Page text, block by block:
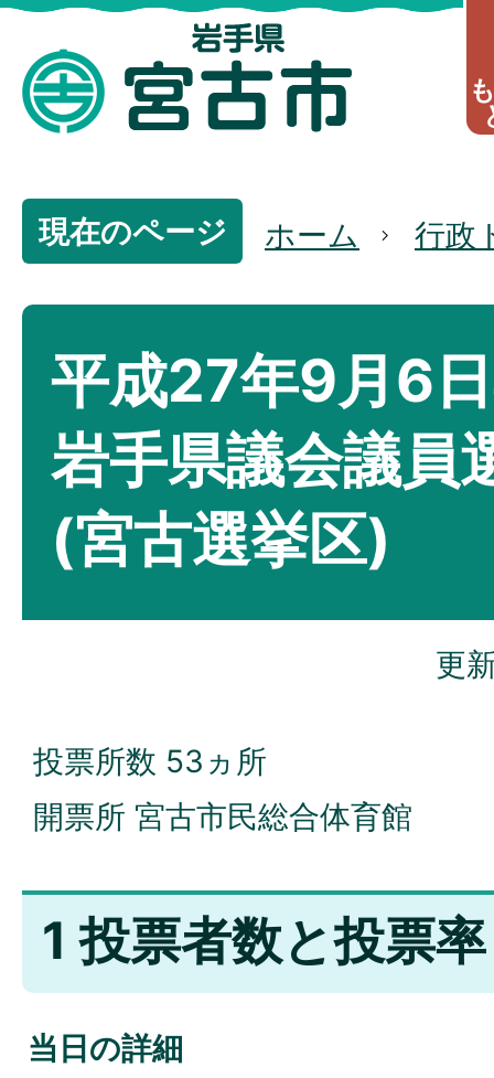
現在のページ ホーム 行政
平成27年9月6
岩手県議会議員
(宮古選挙区)
更
投票所数 53ヵ所
開票所 宮古市民総合体育館
1 投票者数と投票率
当日の詳細